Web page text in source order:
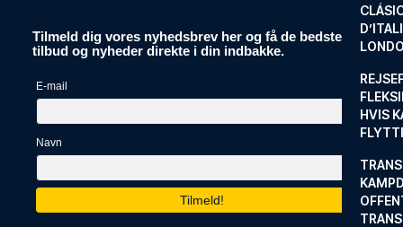
HVIS
Tilmeld dig vores nyhedsbrev her og få de bedste
tilbud og nyheder direkte i din indbakke.
E-mail
Navn